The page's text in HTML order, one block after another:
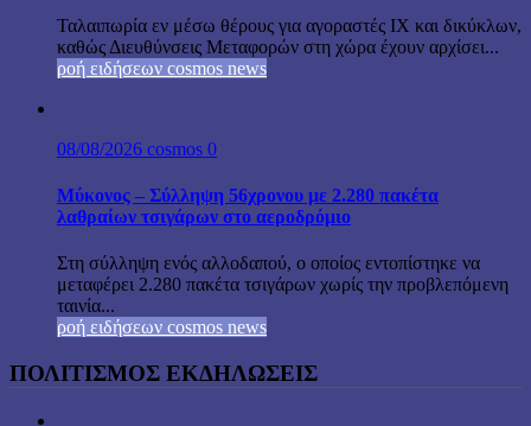
Ταλαιπωρία εν μέσω θέρους για αγοραστές ΙΧ και δικύκλων,
καθώς Διευθύνσεις Μεταφορών στη χώρα έχουν αρχίσει...
ροή ειδήσεων cosmos news
08/08/2026 cosmos 0
Μύκονος – Σύλληψη 56χρονου με 2.280 πακέτα
λαθραίων τσιγάρων στο αεροδρόμιο
Στη σύλληψη ενός αλλοδαπού, ο οποίος εντοπίστηκε να
μεταφέρει 2.280 πακέτα τσιγάρων χωρίς την προβλεπόμενη
ταινία...
ροή ειδήσεων cosmos news
ΠΟΛΙΤΙΣΜΟΣ ΕΚΔΗΛΩΣΕΙΣ